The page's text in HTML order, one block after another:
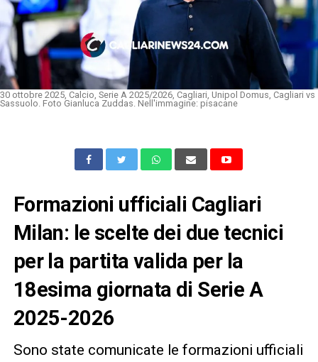
30 ottobre 2025, Calcio, Serie A 2025/2026, Cagliari, Unipol Domus, Cagliari vs
Sassuolo. Foto Gianluca Zuddas. Nell'immagine: pisacane
Formazioni ufficiali Cagliari
Milan: le scelte dei due tecnici
per la partita valida per la
18esima giornata di Serie A
2025-2026
Sono state comunicate le formazioni ufficiali